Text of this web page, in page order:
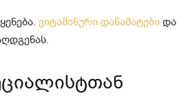
ვიტამინური დანამატები და